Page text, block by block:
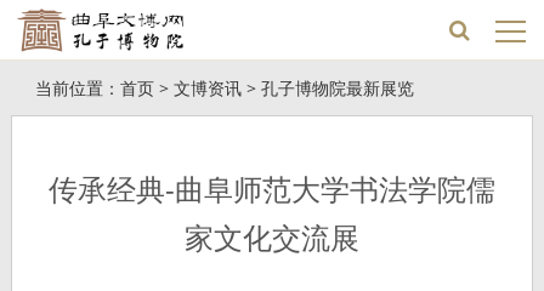
当前位置： 首页> 文博资讯> 孔子博物院最新展览
传承经典-曲阜师范大学书法学院儒
家文化交流展